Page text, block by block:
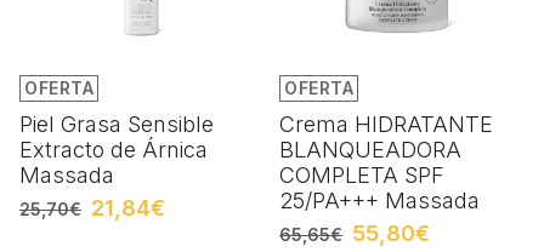
OFERTA
Piel Grasa Sensible
Extracto de Árnica
Massada
25,70€ 21,84€
OFERTA
Crema HIDRATANTE
BLANQUEADORA
COMPLETA SPF
25/PA+++ Massada
65,65€ 55,80€